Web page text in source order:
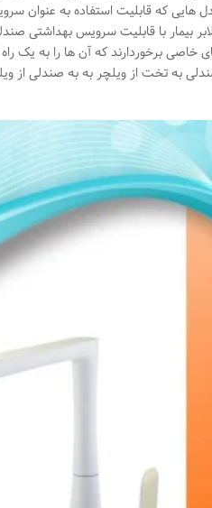
هایی که قابلیت استفاده به عنوان
بیمار با قابلیت سرویس بهداشتی
خاصی برخوردارند که آن ها را به یک
به تخت از ویلچر به به صندلی از